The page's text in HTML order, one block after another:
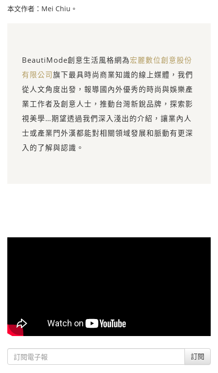
本文作者：Mei Chiu。
BeautiMode創意生活風格網為宏麗數位創意股份
有限公司旗下最具時尚商業知識的線上媒體，我們
從人文角度出發，報導國內外優秀的時尚與娛樂產
業工作者及創意人士，推動台灣新銳品牌，探索影
視美學…期望透過我們深入淺出的介紹，讓業內人
士或產業門外漢都能對相關領域發展和脈動有更深
入的了解與認識。
訂閱